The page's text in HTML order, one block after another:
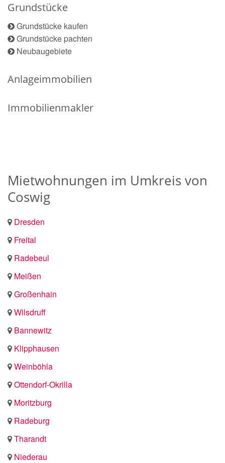
Grundstücke
Grundstücke kaufen
Grundstücke pachten
Neubaugebiete
Anlageimmobilien
Immobilienmakler
Mietwohnungen im Umkreis von
Coswig
Dresden
Freital
Radebeul
Meißen
Großenhain
Wilsdruff
Bannewitz
Klipphausen
Weinböhla
Ottendorf-Okrilla
Moritzburg
Radeburg
Tharandt
Niederau